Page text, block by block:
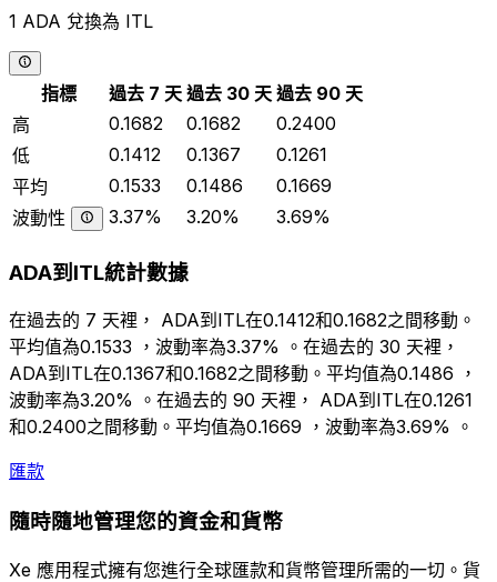
1 ADA 兌換為 ITL
指標 過去 7 天 過去 30 天 過去 90 天
高
0.1682 0.1682
0.2400
低
0.1412 0.1367
0.1261
平均
0.1533 0.1486
0.1669
波動性
3.37% 3.20% 3.69%
ADA到ITL統計數據
在過去的 7 天裡， ADA到ITL在0.1412和0.1682之間移動。
平均值為0.1533 ，波動率為3.37% 。在過去的 30 天裡，
ADA到ITL在0.1367和0.1682之間移動。平均值為0.1486 ，
波動率為3.20% 。在過去的 90 天裡， ADA到ITL在0.1261
和0.2400之間移動。平均值為0.1669 ，波動率為3.69% 。
匯款
隨時隨地管理您的資金和貨幣
Xe 應用程式擁有您進行全球匯款和貨幣管理所需的一切。貨